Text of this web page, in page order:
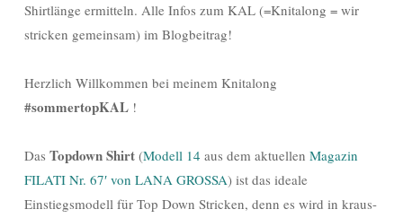
Shirtlänge ermitteln. Alle Infos zum KAL (=Knitalong = wir
stricken gemeinsam) im Blogbeitrag!
Herzlich Willkommen bei meinem Knitalong
#sommertopKAL !
Das Topdown Shirt (Modell 14 aus dem aktuellen Magazin
FILATI Nr. 67′ von LANA GROSSA) ist das ideale
Einstiegsmodell für Top Down Stricken, denn es wird in kraus-